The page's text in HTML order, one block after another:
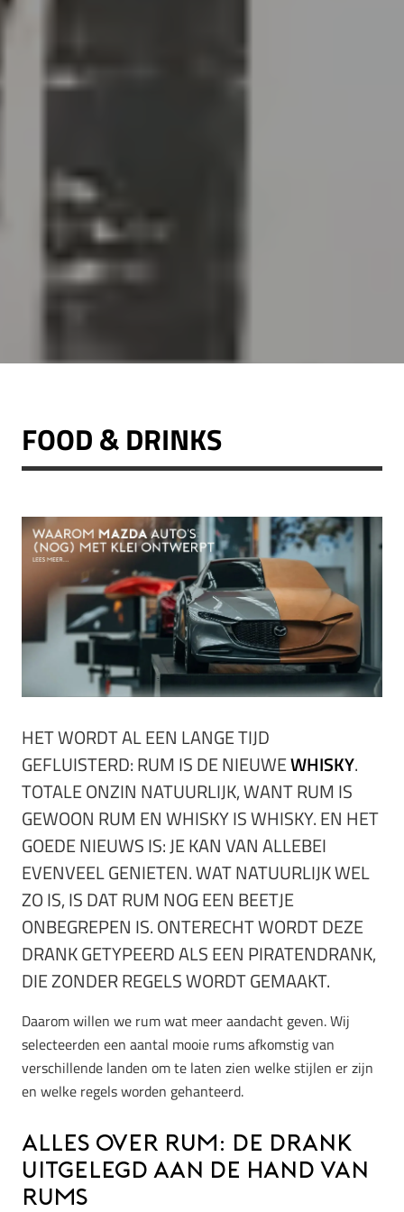
FOOD & DRINKS
HET WORDT AL EEN LANGE TIJD
GEFLUISTERD: RUM IS DE NIEUWEWHISKY.
TOTALE ONZIN NATUURLIJK, WANT RUM IS
GEWOON RUM EN WHISKY IS WHISKY. EN HET
GOEDE NIEUWS IS: JE KAN VAN ALLEBEI
EVENVEEL GENIETEN. WAT NATUURLIJK WEL
ZO IS, IS DAT RUM NOG EEN BEETJE
ONBEGREPEN IS. ONTERECHT WORDT DEZE
DRANK GETYPEERD ALS EEN PIRATENDRANK,
DIE ZONDER REGELS WORDT GEMAAKT.
Daarom willen we rum wat meer aandacht geven. Wij
selecteerden een aantal mooie rums afkomstig van
verschillende landen om te laten zien welke stijlen er zijn
en welke regels worden gehanteerd.
Alles over rum: de drank
uitgelegd aan de hand van
rums